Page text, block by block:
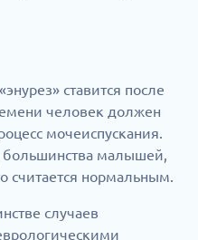
ставится после
человек должен
мочеиспускания.
большинства малышей,
считается нормальным.
случаев